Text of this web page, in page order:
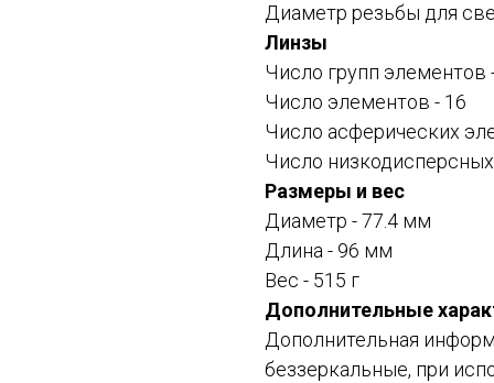
Диаметр резьбы для
Линзы
Число групп элементов
Число элементов - 16
Число асферических
Число
Размеры и вес
Диаметр - 77.4 мм
Длина - 96 мм
Вес - 515 г
Дополнительные
Дополнительная
беззеркальные, при